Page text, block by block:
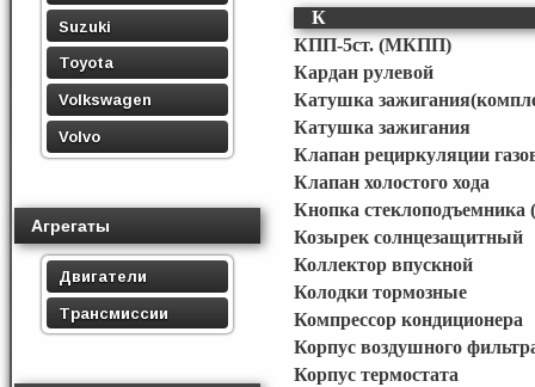
Suzuki
Toyota
Volkswagen
Volvo
Агрегаты
Двигатели
Трансмиссии
К
КПП-5ст. (МКПП)
Кардан рулевой
Катушка
Катушка зажигания
Клапан рециркуляции
Клапан холостого хода
Кнопка стеклоподъемника
Козырек солнцезащитный
Коллектор впускной
Колодки тормозные
Компрессор кондиционера
Корпус воздушного
Корпус термостата